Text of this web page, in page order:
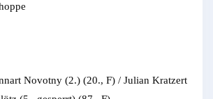
Novotny (2.) (20., F) / Julian Kratzert